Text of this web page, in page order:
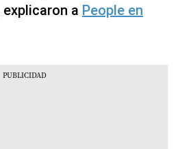
explicaron a People en